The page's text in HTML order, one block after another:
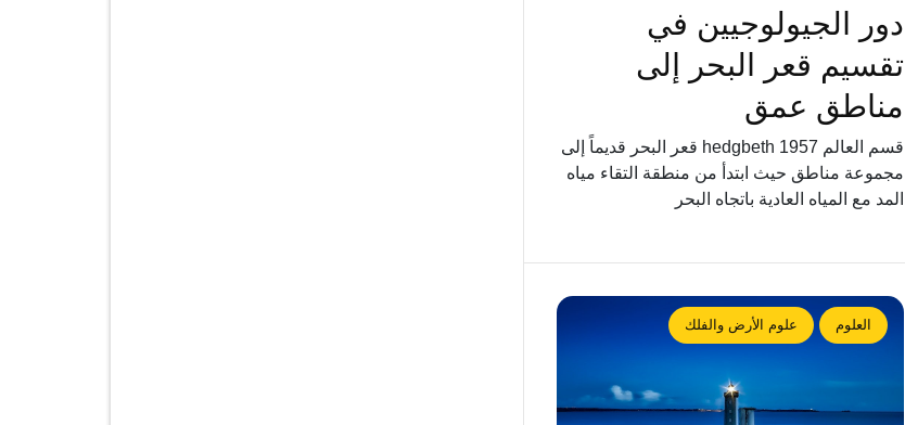
دور الجيولوجيين في
تقسيم قعر البحر إلى
مناطق عمق
قسم العالم hedgbeth 1957 قعر البحر قديماً إلى
مجموعة مناطق حيث ابتدأ من منطقة التقاء مياه
المد مع المياه العادية باتجاه البحر
العلوم علوم الأرض والفلك